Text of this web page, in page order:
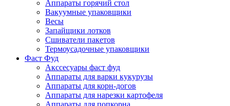
Аппараты горячий стол
Вакуумные упаковщики
Весы
Запайщики лотков
Сшиватели пакетов
Термоусадочные упаковщики
Фаст Фуд
Акссесуары фаст фуд
Аппараты для варки кукурузы
Аппараты для корн-догов
Аппараты для нарезки картофеля
Аппараты для попкорна